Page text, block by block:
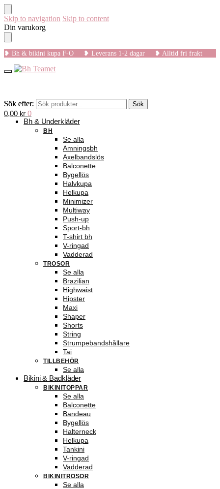
Skip to navigation Skip to content
Din varukorg
❥ Bh & bikini kupa F-O ❥ Leverans 1-2 dagar ❥ Alltid fri frakt
Sök efter: Sök
0,00 kr 0
Sök efter: Sök
Bh & Underkläder
BH
Se alla
Amningsbh
Axelbandslös
Balconette
Bygellös
Halvkupa
Helkupa
Minimizer
Multiway
Push-up
Sport-bh
T-shirt bh
V-ringad
Vadderad
TROSOR
Se alla
Brazilian
Highwaist
Hipster
Maxi
Shaper
Shorts
String
Strumpebandshållare
Tai
TILLBEHÖR
Se alla
Bikini & Badkläder
BIKINITOPPAR
Se alla
Balconette
Bandeau
Bygellös
Halterneck
Helkupa
Tankini
V-ringad
Vadderad
BIKINITROSOR
Se alla